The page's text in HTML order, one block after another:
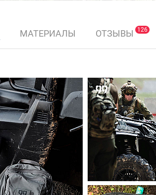
МАТЕРИАЛЫ ОТЗЫВЫ 126